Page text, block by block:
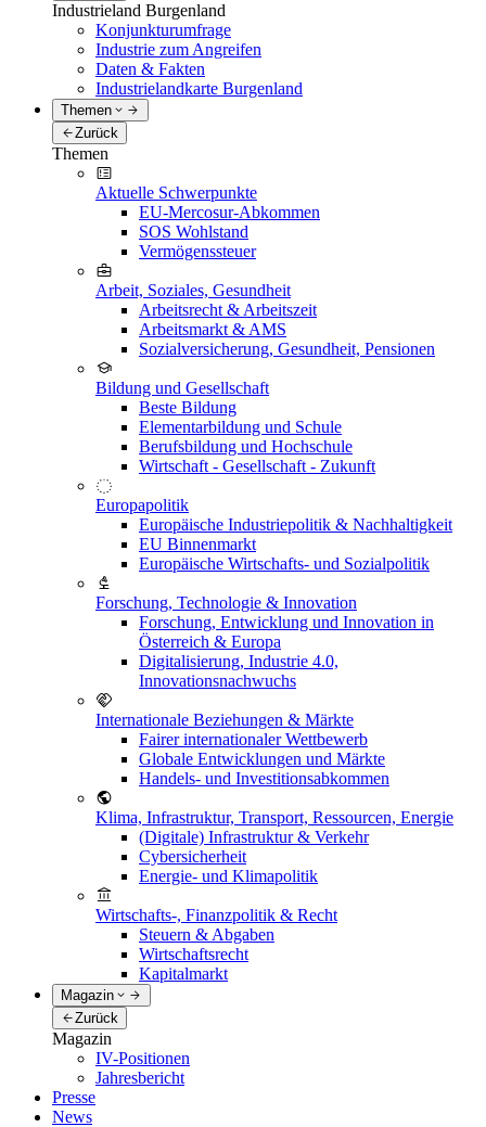
Industrieland Burgenland
Konjunkturumfrage
Industrie zum Angreifen
Daten & Fakten
Industrielandkarte Burgenland
Themen
Zurück
Themen
Aktuelle Schwerpunkte
EU-Mercosur-Abkommen
SOS Wohlstand
Vermögenssteuer
Arbeit, Soziales, Gesundheit
Arbeitsrecht & Arbeitszeit
Arbeitsmarkt & AMS
Sozialversicherung, Gesundheit, Pensionen
Bildung und Gesellschaft
Beste Bildung
Elementarbildung und Schule
Berufsbildung und Hochschule
Wirtschaft - Gesellschaft - Zukunft
Europapolitik
Europäische Industriepolitik & Nachhaltigkeit
EU Binnenmarkt
Europäische Wirtschafts- und Sozialpolitik
Forschung, Technologie & Innovation
Forschung, Entwicklung und Innovation in
Österreich & Europa
Digitalisierung, Industrie 4.0,
Innovationsnachwuchs
Internationale Beziehungen & Märkte
Fairer internationaler Wettbewerb
Globale Entwicklungen und Märkte
Handels- und Investitionsabkommen
Klima, Infrastruktur, Transport, Ressourcen, Energie
(Digitale) Infrastruktur & Verkehr
Cybersicherheit
Energie- und Klimapolitik
Wirtschafts-, Finanzpolitik & Recht
Steuern & Abgaben
Wirtschaftsrecht
Kapitalmarkt
Magazin
Zurück
Magazin
IV-Positionen
Jahresbericht
Presse
News